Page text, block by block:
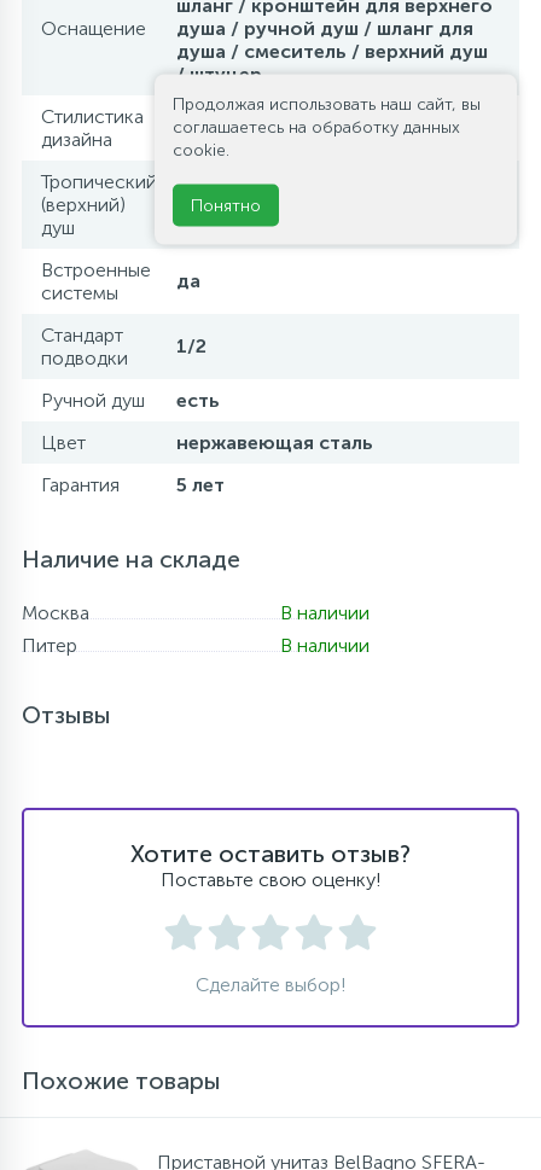
Оснащение
шланг / кронштейн для верхнего
душа / ручной душ / шланг для
душа / смеситель / верхний душ
/ штуцер
Стилистика
дизайна
современный стиль
Тропический
(верхний)
душ
есть
Встроенные
системы
да
Стандарт
подводки
1/2
Ручной душ
есть
Цвет
нержавеющая сталь
Гарантия
5 лет
Наличие на складе
Москва
В наличии
Питер
В наличии
Отзывы
Хотите оставить отзыв?
Поставьте свою оценку!
Сделайте выбор!
Похожие товары
Приставной унитаз BelBagno SFERA-
Продолжая использовать наш сайт, вы
соглашаетесь на обработку данных
cookie.
Понятно